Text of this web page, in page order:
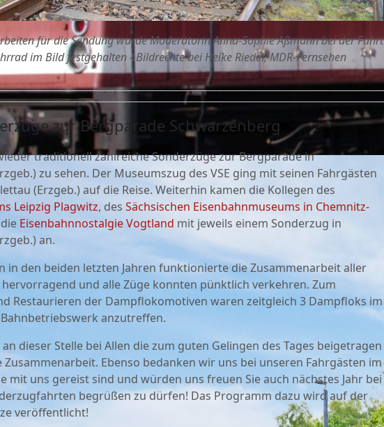
für die Sendung wurde Moderatorin Anna-Sophie Aßmann bei der Fahrt
im Bild festgehalten - Bildrechte bei Heike Riedel, MDR-Fernsehen
zur Bergparade Schwarzenberg
traditionell zahlreiche Sonderzüge zur Bergparade in
zu sehen. Der Museumszug des VSE ging mit seinen Fahrgästen
(Erzgeb.) auf die Reise. Weiterhin kamen die Kollegen des
Leipzig Plagwitz, des Sächsischen Eisenbahnmuseums in Chemnitz-
Eisenbahnnostalgie Vogtland mit jeweils einem Sonderzug in
an.
in den beiden letzten Jahren funktionierte die Zusammenarbeit aller
und alle Züge konnten pünktlich verkehren. Zum
Restaurieren der Dampflokomotiven waren zeitgleich 3 Dampfloks im
anzutreffen.
dieser Stelle bei Allen die zum guten Gelingen des Tages beigetragen
Ebenso bedanken wir uns bei unseren Fahrgästen im
mit uns gereist sind und würden uns freuen Sie auch nächstes Jahr bei
begrüßen zu dürfen! Das Programm dazu wird auf der
veröffentlicht!